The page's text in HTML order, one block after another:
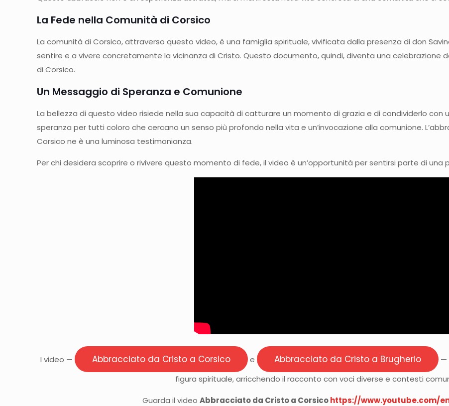
La Fede nella Comunità di Corsico
La comunità di Corsico, attraverso questo video, è una famiglia spirituale, vivificata dalla presenza di don
sentire e a vivere concretamente la vicinanza di Cristo. Questo documento, quindi, diventa una celebrazione
di Corsico.
Un Messaggio di Speranza e Comunione
La bellezza di questo video risiede nella sua capacità di catturare un momento di grazia e di condividerlo con
speranza per tutti coloro che cercano un senso più profondo nella vita e un’invocazione alla comunione.
Corsico ne è una luminosa testimonianza.
Per chi desidera scoprire o rivivere questo momento di fede, il video è un’opportunità per sentirsi parte di una
I video — Abbracciato da Cristo a Corsico e Abbracciato da Cristo a Brugherio
—
figura spirituale, arricchendo il racconto con voci diverse e contesti
Guarda il videoAbbracciato da Cristo a Corsicohttps://www.youtube.com/